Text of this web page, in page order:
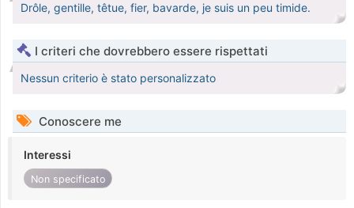
Drôle, gentille, têtue, fier, bavarde, je suis un peu timide.
I criteri che dovrebbero essere rispettati
Nessun criterio è stato personalizzato
Conoscere me
Interessi
Non specificato